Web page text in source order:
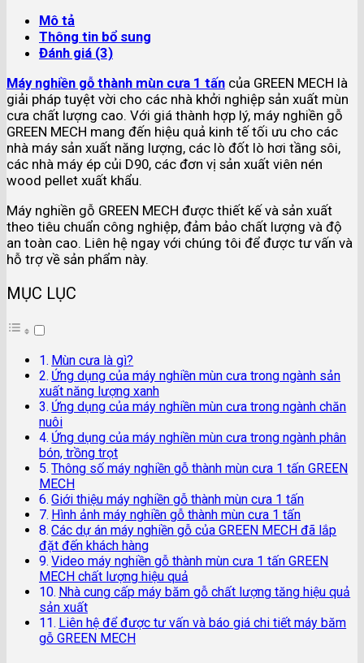
Mô tả
Thông tin bổ sung
Đánh giá (3)
Máy nghiền gỗ thành mùn cưa 1 tấn của GREEN MECH là
giải pháp tuyệt vời cho các nhà khởi nghiệp sản xuất mùn
cưa chất lượng cao. Với giá thành hợp lý, máy nghiền gỗ
GREEN MECH mang đến hiệu quả kinh tế tối ưu cho các
nhà máy sản xuất năng lượng, các lò đốt lò hơi tầng sôi,
các nhà máy ép củi D90, các đơn vị sản xuất viên nén
wood pellet xuất khẩu.
Máy nghiền gỗ GREEN MECH được thiết kế và sản xuất
theo tiêu chuẩn công nghiệp, đảm bảo chất lượng và độ
an toàn cao. Liên hệ ngay với chúng tôi để được tư vấn và
hỗ trợ về sản phẩm này.
MỤC LỤC
Mùn cưa là gì?
Ứng dụng của máy nghiền mùn cưa trong ngành sản
xuất năng lượng xanh
Ứng dụng của máy nghiền mùn cưa trong ngành chăn
nuôi
Ứng dụng của máy nghiền mùn cưa trong ngành phân
bón, trồng trọt
Thông số máy nghiền gỗ thành mùn cưa 1 tấn GREEN
MECH
Giới thiệu máy nghiền gỗ thành mùn cưa 1 tấn
Hình ảnh máy nghiền gỗ thành mùn cưa 1 tấn
Các dự án máy nghiền gỗ của GREEN MECH đã lắp
đặt đến khách hàng
Video máy nghiền gỗ thành mùn cưa 1 tấn GREEN
MECH chất lượng hiệu quả
Nhà cung cấp máy băm gỗ chất lượng tăng hiệu quả
sản xuất
Liên hệ để được tư vấn và báo giá chi tiết máy băm
gỗ GREEN MECH